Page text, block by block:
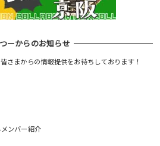
ーからのお知らせ
さまからの情報提供をお待ちしております！
ンバー紹介